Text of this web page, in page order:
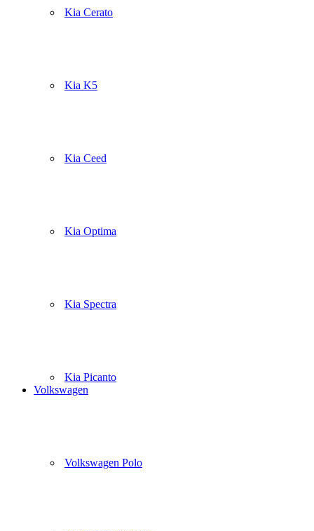
Kia Cerato
Kia K5
Kia Ceed
Kia Optima
Kia Spectra
Kia Picanto
Volkswagen
Volkswagen Polo